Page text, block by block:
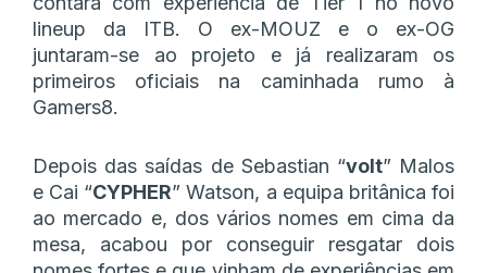
lineup da ITB. O ex-MOUZ e o ex-OG
juntaram-se ao projeto e já realizaram os
primeiros oficiais na caminhada rumo à
Gamers8.
Depois das saídas de Sebastian “volt” Malos
e Cai “CYPHER” Watson, a equipa britânica foi
ao mercado e, dos vários nomes em cima da
mesa, acabou por conseguir resgatar dois